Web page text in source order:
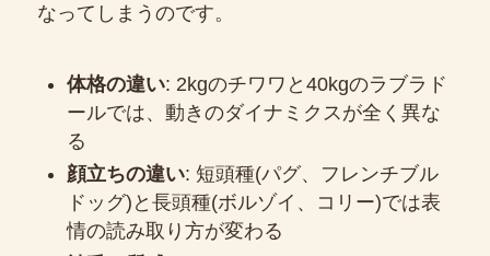
なってしまうのです。
体格の違い: 2kgのチワワと40kgのラブラド
ールでは、動きのダイナミクスが全く異な
る
顔立ちの違い: 短頭種(パグ、フレンチブル
ドッグ)と長頭種(ボルゾイ、コリー)では表
情の読み取り方が変わる